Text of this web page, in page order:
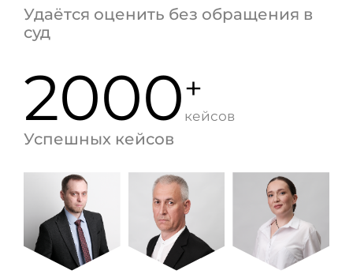
Удаётся оценить без обращения в
суд
2000+
кейсов
Успешных кейсов